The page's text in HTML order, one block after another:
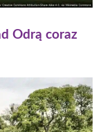
Odrą coraz